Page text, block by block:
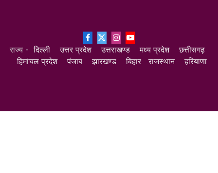
Facebook
X
(Twitter)
InstagramYouTube
राज्य -दिल्ली उत्तर प्रदेश उत्तराखण्ड मध्य प्रदेश
छत्तीसगढ़
हिमांचल प्रदेश
पंजाब झारखण्ड बिहार राजस्थान हरियाणा